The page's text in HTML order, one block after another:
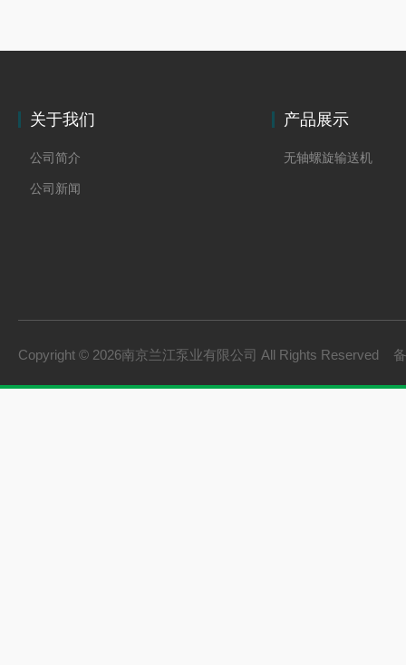
关于我们
公司简介
公司新闻
产品展示
无轴螺旋输送机
Copyright © 2026南京兰江泵业有限公司 All Rights Reserved